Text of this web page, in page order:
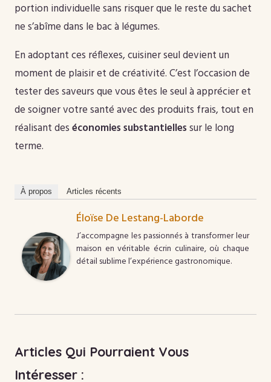
portion individuelle sans risquer que le reste du sachet
ne s’abîme dans le bac à légumes.
En adoptant ces réflexes, cuisiner seul devient un
moment de plaisir et de créativité. C’est l’occasion de
tester des saveurs que vous êtes le seul à apprécier et
de soigner votre santé avec des produits frais, tout en
réalisant deséconomies substantiellessur le long
terme.
À propos Articles récents
Éloïse De Lestang-Laborde
J’accompagne les passionnés à transformer leur
maison en véritable écrin culinaire, où chaque
détail sublime l’expérience gastronomique.
Articles Qui Pourraient Vous
Intéresser :